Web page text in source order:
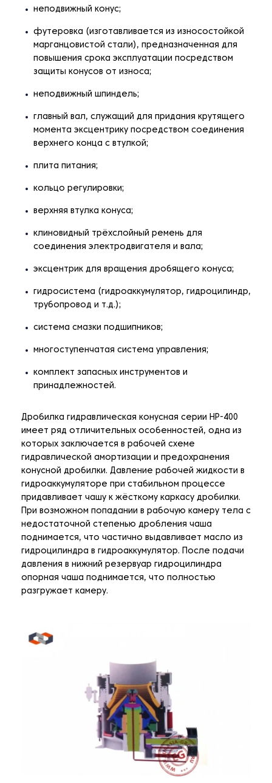
неподвижный конус;
футеровка (изготавливается из износостойкой
марганцовистой стали), предназначенная для
повышения срока эксплуатации посредством
защиты конусов от износа;
неподвижный шпиндель;
главный вал, служащий для придания крутящего
момента эксцентрику посредством соединения
верхнего конца с втулкой;
плита питания;
кольцо регулировки;
верхняя втулка конуса;
клиновидный трёхслойный ремень для
соединения электродвигателя и вала;
эксцентрик для вращения дробящего конуса;
гидросистема (гидроаккумулятор, гидроцилиндр,
трубопровод и т.д.);
система смазки подшипников;
многоступенчатая система управления;
комплект запасных инструментов и
принадлежностей.
Дробилка гидравлическая конусная серии НР-400
имеет ряд отличительных особенностей, одна из
которых заключается в рабочей схеме
гидравлической амортизации и предохранения
конусной дробилки. Давление рабочей жидкости в
гидроаккумуляторе при стабильном процессе
придавливает чашу к жёсткому каркасу дробилки.
При возможном попадании в рабочую камеру тела с
недостаточной степенью дробления чаша
поднимается, что частично выдавливает масло из
гидроцилиндра в гидроаккумулятор. После подачи
давления в нижний резервуар гидроцилиндра
опорная чаша поднимается, что полностью
разгружает камеру.